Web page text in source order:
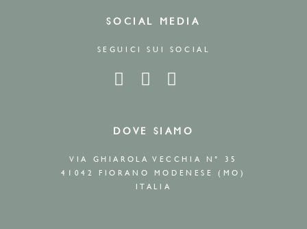
SOCIAL MEDIA
SEGUICI SUI SOCIAL
DOVE SIAMO
VIA GHIAROLA VECCHIA N° 35
41042 FIORANO MODENESE (MO)
ITALIA